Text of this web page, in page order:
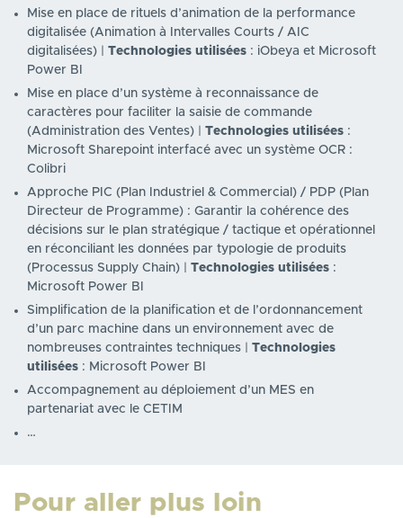
Mise en place de rituels d’animation de la performance
digitalisée (Animation à Intervalles Courts / AIC
digitalisées) | Technologies utilisées : iObeya et Microsoft
Power BI
Mise en place d’un système à reconnaissance de
caractères pour faciliter la saisie de commande
(Administration des Ventes) | Technologies utilisées :
Microsoft Sharepoint interfacé avec un système OCR :
Colibri
Approche PIC (Plan Industriel & Commercial) / PDP (Plan
Directeur de Programme) : Garantir la cohérence des
décisions sur le plan stratégique / tactique et opérationnel
en réconciliant les données par typologie de produits
(Processus Supply Chain) | Technologies utilisées :
Microsoft Power BI
Simplification de la planification et de l’ordonnancement
d’un parc machine dans un environnement avec de
nombreuses contraintes techniques | Technologies
utilisées : Microsoft Power BI
Accompagnement au déploiement d’un MES en
partenariat avec le CETIM
…
Pour aller plus loin